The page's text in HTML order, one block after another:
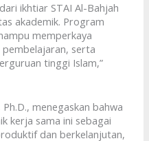
ikhtiar STAI Al-Bahjah
akademik. Program
memperkaya
serta
tinggi Islam,”
menegaskan bahwa
kerja sama ini sebagai
dan berkelanjutan,